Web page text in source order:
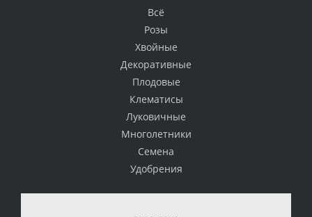
Всё
Розы
Хвойные
Декоративные
Плодовые
Клематисы
Луковичные
Многолетники
Семена
Удобрения